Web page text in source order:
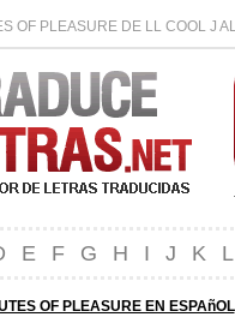
OF PLEASURE DE LL COOL J
E F G H I J K L
OF PLEASURE EN ESPAñOL